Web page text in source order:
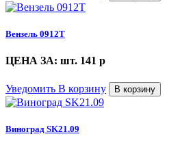
Вензель 0912Т
ЦЕНА ЗА: шт. 141 p
Уведомить В корзину В корзину
Виноград SK21.09